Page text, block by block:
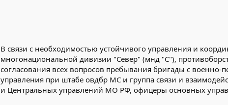
В связи с необходимостью устойчивого управления и
многонациональной дивизии "Север" (мнд "С"),
согласования всех вопросов пребывания бригады с
управления при штабе овдбр МС и группа связи и
и Центральных управлений МО РФ, офицеры основных